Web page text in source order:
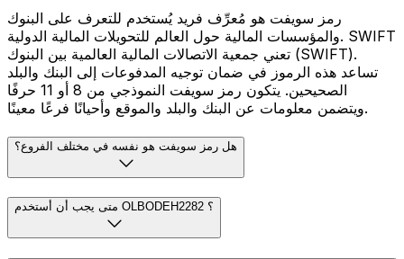
رمز سويفت هو مُعرِّف فريد يُستخدم للتعرف على البنوك
والمؤسسات المالية حول العالم للتحويلات المالية الدولية. SWIFT
تعني جمعية الاتصالات المالية العالمية بين البنوك (SWIFT).
تساعد هذه الرموز في ضمان توجيه المدفوعات إلى البنك والبلد
الصحيحين. يتكون رمز سويفت النموذجي من 8 أو 11 حرفًا
ويتضمن معلومات عن البنك والبلد والموقع وأحيانًا فرعًا معينًا.
هل رمز سويفت هو نفسه في مختلف الفروع؟
متى يجب أن أستخدم OLBODEH2282 ؟